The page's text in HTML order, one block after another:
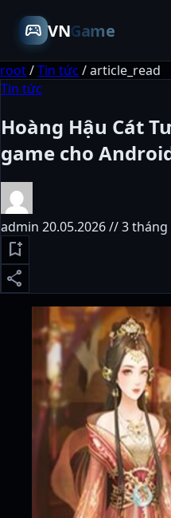
sports_esports VNGame
root/Tin tức /article_read
Tin tức
Hoàng Hậu Cát
game cho
admin 20.05.2026 // 3 tháng
bookmark_add
share